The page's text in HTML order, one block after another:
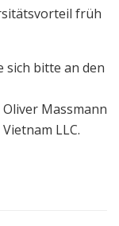
früh
sich bitte an den
Oliver Massmann
LLC.